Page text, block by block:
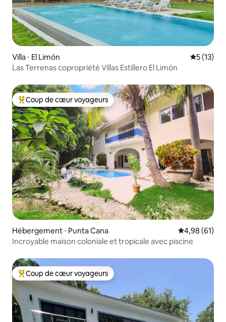
Villa ⋅ El Limón
5 (13)
Las Terrenas copropriété Villas Estillero El Limón
Coups de cœur voyageurs les plus appréciés
Coup de cœur voyageurs
Hébergement ⋅ Punta Cana Évaluation
4,98 (61)
Incroyable maison coloniale et tropicale avec piscine
Coups de cœur voyageurs les plus appréciés
Coup de cœur voyageurs